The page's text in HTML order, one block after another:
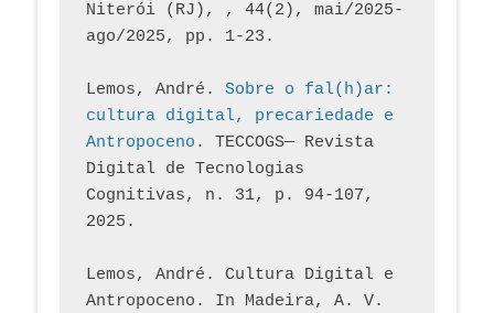
Niterói (RJ), , 44(2), mai/2025-
ago/2025, pp. 1-23.
Lemos, André. Sobre o fal(h)ar:
cultura digital, precariedade e
Antropoceno . TECCOGS— Revista
Digital de Tecnologias
Cognitivas, n. 31, p. 94-107,
2025.
Lemos, André. Cultura Digital e
Antropoceno. In Madeira, A. V.